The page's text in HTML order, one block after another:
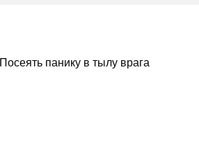
Посеять панику в тылу врага